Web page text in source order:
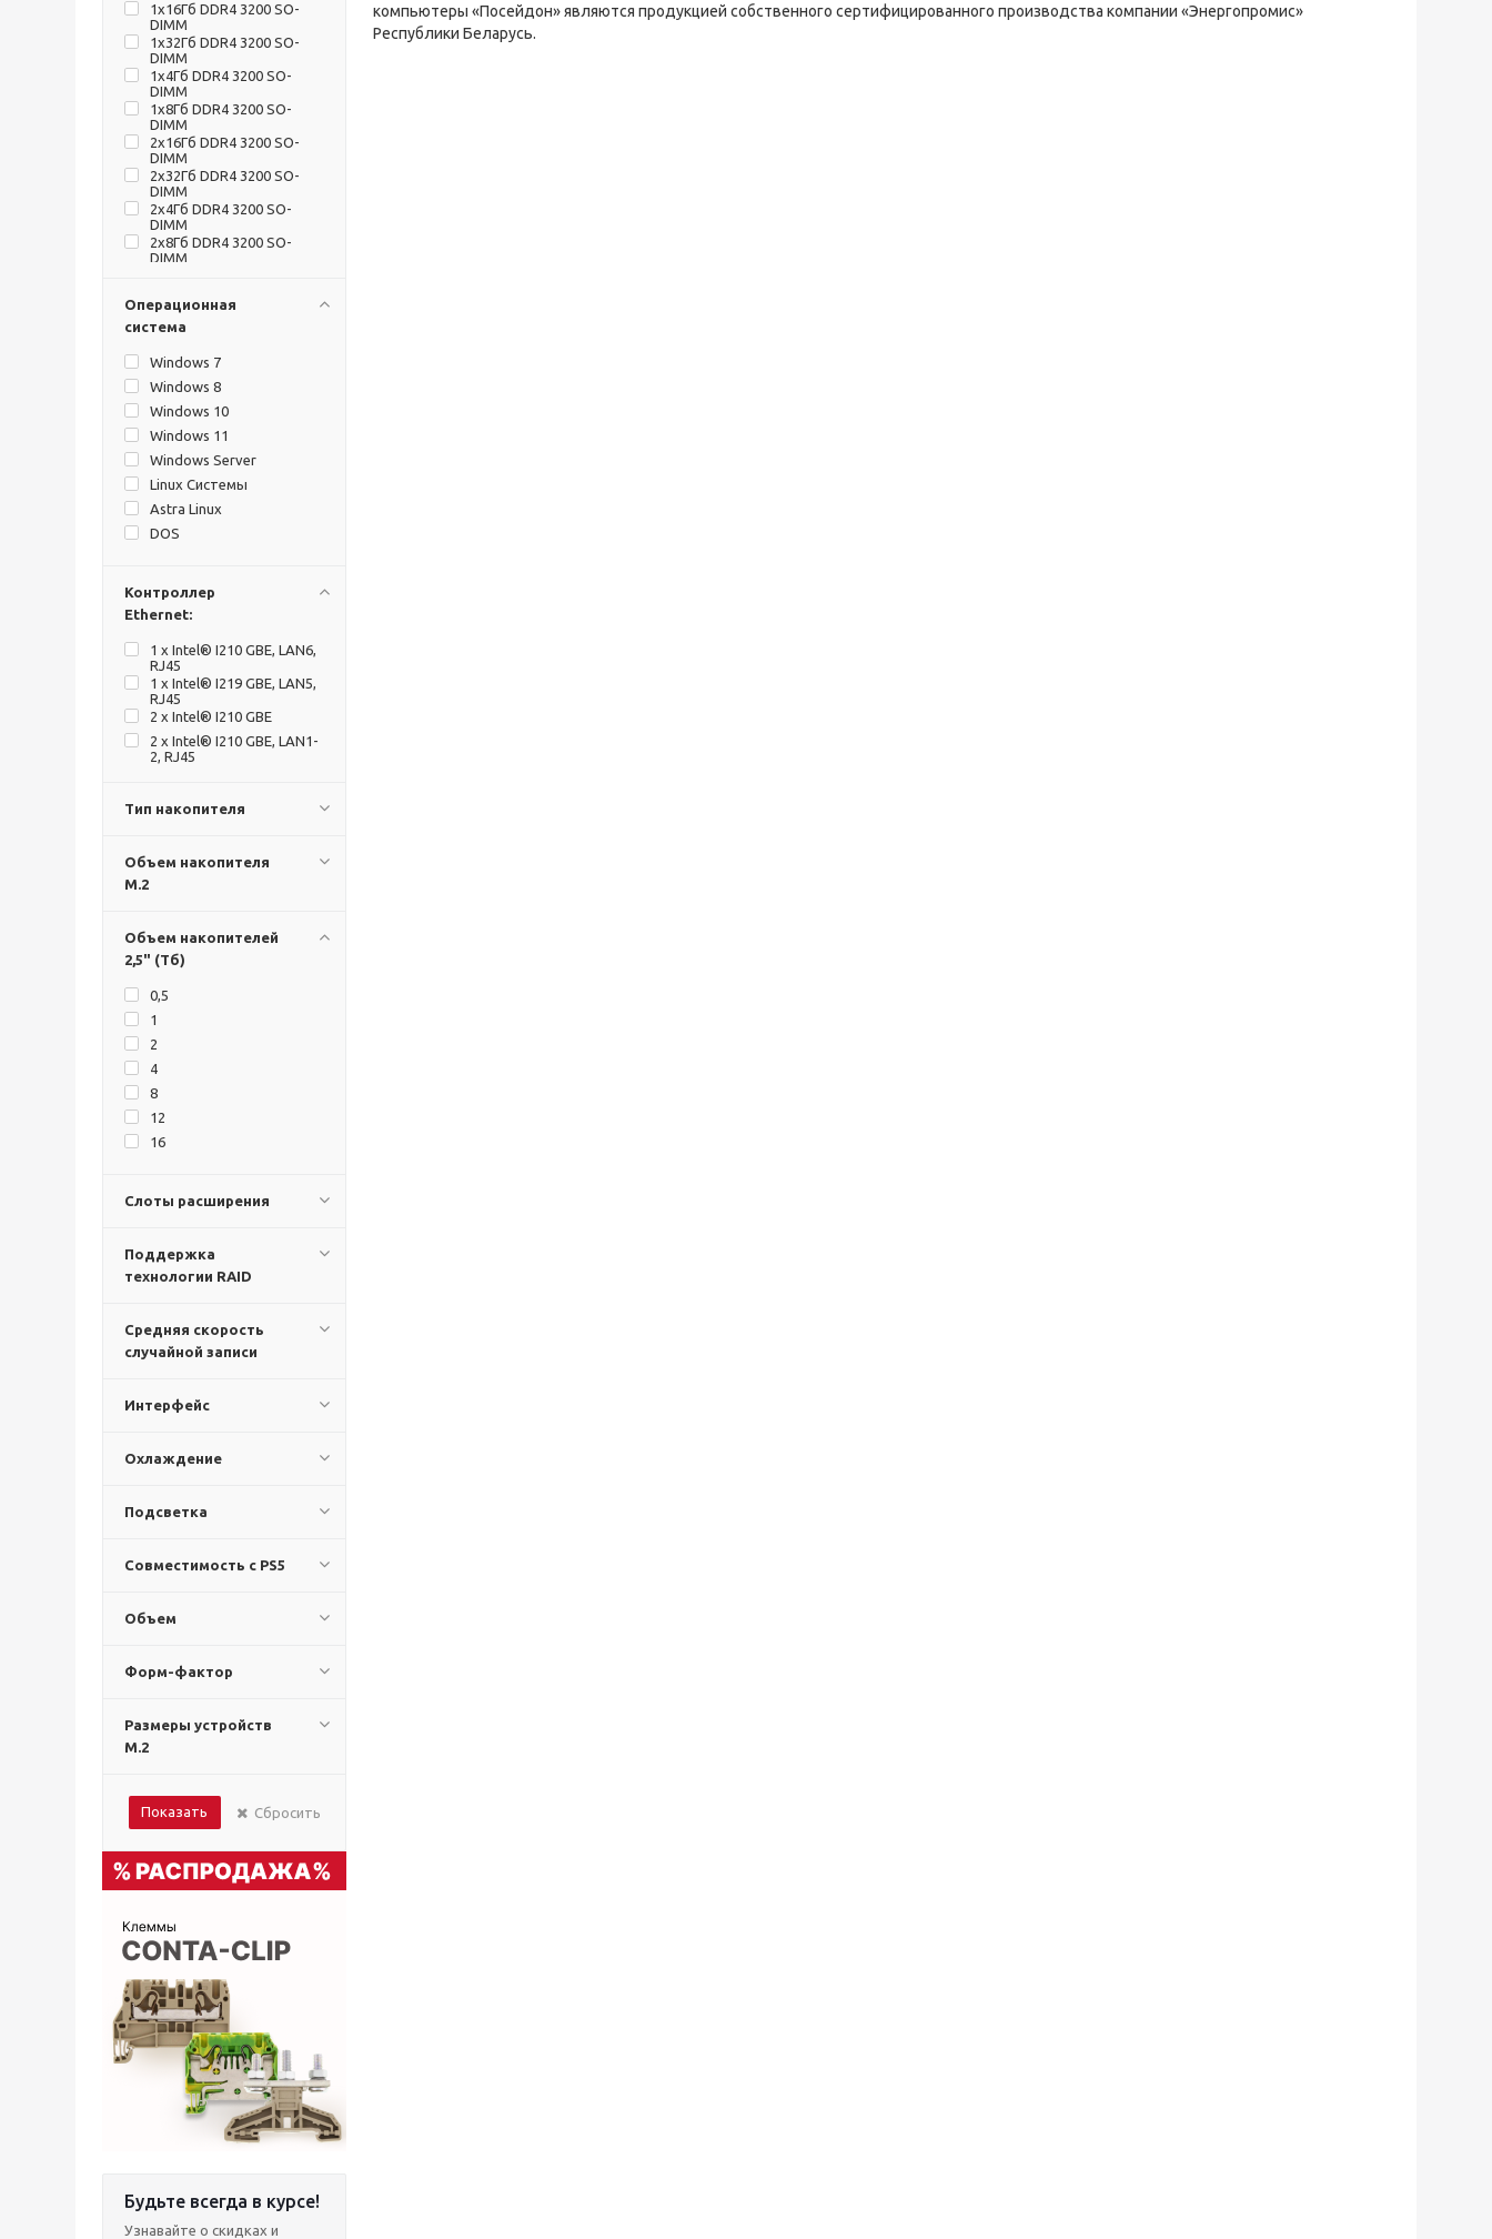
Intel Core i9-12900
1х16Гб DDR4 3200 SO-
DIMM
1х32Гб DDR4 3200 SO-
DIMM
1х4Гб DDR4 3200 SO-
DIMM
1х8Гб DDR4 3200 SO-
DIMM
2х16Гб DDR4 3200 SO-
DIMM
2х32Гб DDR4 3200 SO-
DIMM
2х4Гб DDR4 3200 SO-
DIMM
2х8Гб DDR4 3200 SO-
DIMM
Операционная
система
Windows 7
Windows 8
Windows 10
Windows 11
Windows Server
Linux Системы
Astra Linux
DOS
Контроллер
Ethernet:
1 х Intel® I210 GBE, LAN6,
RJ45
1 х Intel® I219 GBE, LAN5,
RJ45
2 х Intel® I210 GBE
2 х Intel® I210 GBE, LAN1-
2, RJ45
Тип накопителя
Объем накопителя
М.2
Объем накопителей
2,5" (Тб)
0,5
1
2
4
8
12
16
Слоты расширения
Поддержка
технологии RAID
Средняя скорость
случайной записи
Интерфейс
Охлаждение
Подсветка
Совместимость с PS5
Объем
Форм-фактор
Размеры устройств
M.2
Показать Сбросить
Будьте всегда в курсе!
Узнавайте о скидках и
компьютеры «Посейдон» являются продукцией собственного сертифицированного производства компании «Энергопромис»
Республики Беларусь.